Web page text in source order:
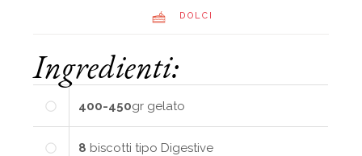
DOLCI
Ingredienti:
400-450gr gelato
8 biscotti tipo Digestive